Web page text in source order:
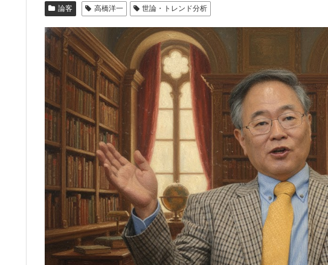
論客 高橋洋一 世論・トレンド分析